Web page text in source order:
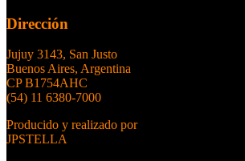
Dirección
Jujuy 3143, San Justo
Buenos Aires, Argentina
CP B1754AHC
(54) 11 6380-7000
Producido y realizado por
JPSTELLA